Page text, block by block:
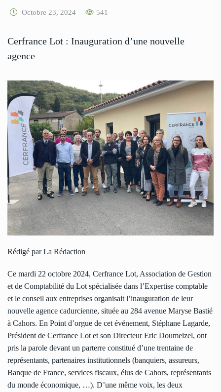
Octobre 23, 2024 541
Cerfrance Lot : Inauguration d’une nouvelle
agence
Rédigé par La Rédaction
Ce mardi 22 octobre 2024, Cerfrance Lot, Association de Gestion
et de Comptabilité du Lot spécialisée dans l’Expertise comptable
et le conseil aux entreprises organisait l’inauguration de leur
nouvelle agence cadurcienne, située au 284 avenue Maryse Bastié
à Cahors. En Point d’orgue de cet événement, Stéphane Lagarde,
Président de Cerfrance Lot et son Directeur Eric Doumeizel, ont
pris la parole devant un parterre constitué d’une trentaine de
représentants, partenaires institutionnels (banquiers, assureurs,
Banque de France, services fiscaux, élus de Cahors, représentants
du monde économique, …). D’une même voix, les deux